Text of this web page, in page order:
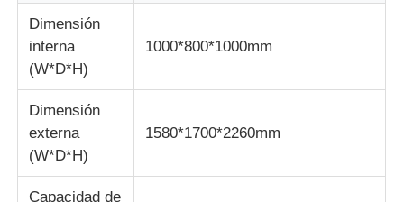
probador de la dureza
Dimensión
interna
(W*D*H)
1000*800*1000mm
Dimensión
externa
(W*D*H)
1580*1700*2260mm
Capacidad de